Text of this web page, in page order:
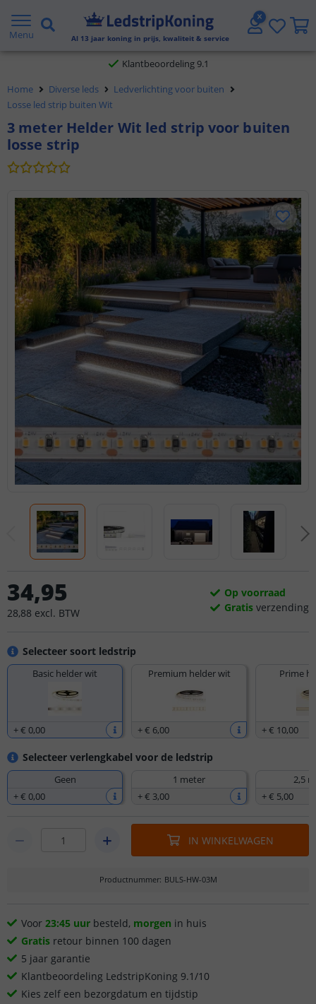
Menu Al 13 jaar koning in prijs, kwaliteit & service
Klantbeoordeling 9.1
Voor 23:45 uur besteld,
morgen in huis
Home
Diverse leds
Ledverlichting voor buiten
Losse led strip buiten Wit
3 meter Helder Wit led strip voor buiten
losse strip
Selecteer soort ledstrip
Basic helder wit
+€ 0,00
Premium helder wit
+€ 6,00
Prime
+€ 10,00
Selecteer verlengkabel voor de ledstrip
Geen
+€ 0,00
1 meter
+€ 3,00
2,5
+€ 5,00
34,95
28,88 excl. BTW
Op voorraad
Gratis verzending
IN WINKELWAGEN
Productnummer: BULS-HW-03M
Voor 23:45 uur besteld, morgen in huis
Gratis retour binnen 100 dagen
5 jaar garantie
Klantbeoordeling LedstripKoning 9.1/10
Kies zelf een bezorgdatum en tijdstip